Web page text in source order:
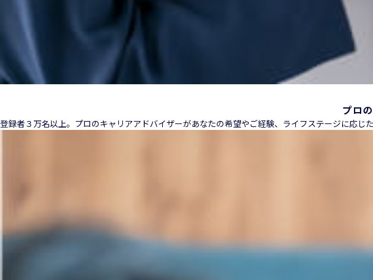
プロ
登録者３万名以上。プロのキャリアアドバイザーがあなたの希望やご経験、ライフステージに応じ